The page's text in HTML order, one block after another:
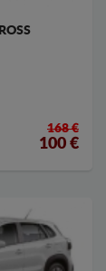
168 €
100 €